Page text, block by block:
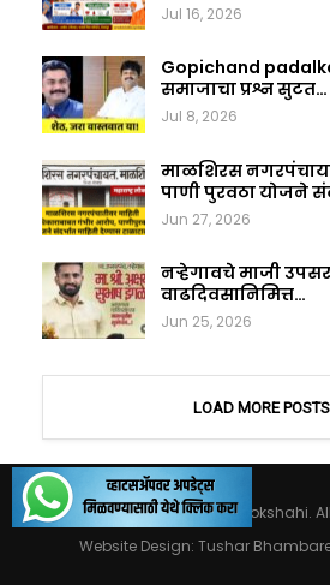
Jul 16, 2026
Gopichand
समाजाचा प्रश्न सुटत…
Jul 8, 2026
माळशिरस
पाणी पुरवठा योजने
Jun 27, 2026
नऱ्हेगावचे माजी
वाढदिवसानिमित्त…
Jun 25, 2026
LOAD MORE POSTS
© 2026 - Maharashtralokshahi.
Website Design: Tushar